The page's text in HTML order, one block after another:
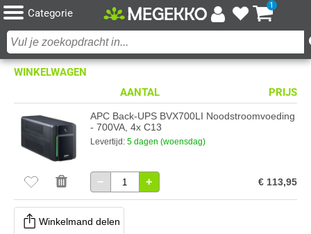
Categorie
1
WINKELWAGEN
AANTAL
PRIJS
APC Back-UPS BVX700LI Noodstroomvoeding
- 700VA, 4x C13
Levertijd: 5 dagen (woensdag)
− + € 113,95
Winkelmand delen